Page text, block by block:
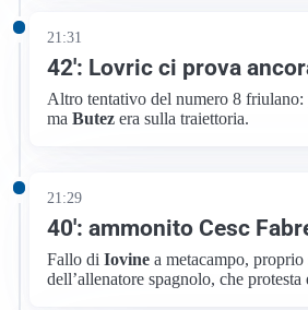
21:31
42′: Lovric ci prova
Altro tentativo del numero 8
maButez era sulla traiettoria.
21:29
40′: ammonito Cesc
Fallo diIovine a metacampo,
dell’allenatore spagnolo, che